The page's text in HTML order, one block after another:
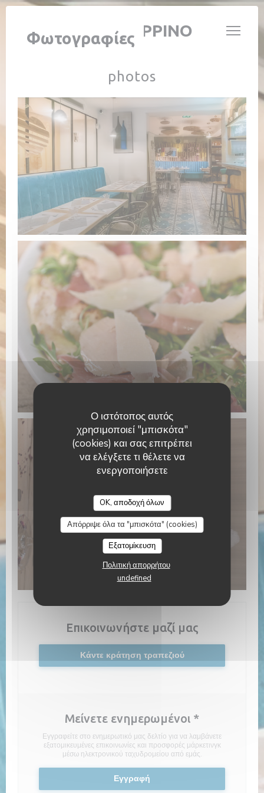
Πίνακας διαχείρισης "Μπισκότων" (Cookies)
Ο ιστότοπος αυτός
χρησιμοποιεί "μπισκότα"
(cookies) και σας επιτρέπει
να ελέγξετε τι θέλετε να
ενεργοποιήσετε
OK, αποδοχή όλων
Απόρριψε όλα τα "μπισκότα" (cookies)
Εξατομίκευση
Πολιτική απορρήτου
undefined
PIZZERIA GIUSEPPINO
Φωτογραφίες
photos
Επικοινωνήστε μαζί μας
Κάντε κράτηση τραπεζιού
Μείνετε ενημερωμένοι *
Εγγραφείτε στο ενημερωτικό μας δελτίο για να λαμβάνετε
εξατομικευμένες επικοινωνίες και προσφορές μάρκετινγκ
μέσω ηλεκτρονικού ταχυδρομείου από εμάς.
Εγγραφή
Pizzeria Giuseppino